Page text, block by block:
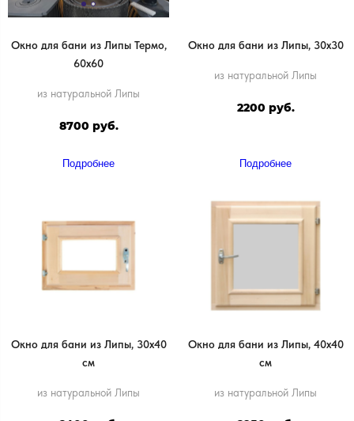
Окно для бани из Липы Термо,
60х60
из натуральной Липы
8700 руб.
Подробнее
Окно для бани из Липы, 30х30
из натуральной Липы
2200 руб.
Подробнее
Окно для бани из Липы, 30х40
см
из натуральной Липы
Окно для бани из Липы, 40х40
см
из натуральной Липы